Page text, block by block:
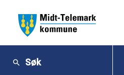
M
Søk